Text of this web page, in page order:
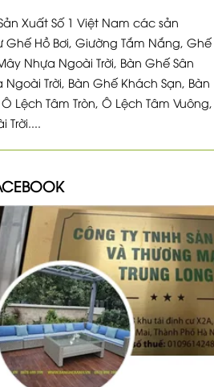
Xuất Số 1 Việt Nam các sản
Ghế Hồ Bơi, Giường Tắm Nắng, Ghế
Nhựa Ngoài Trời, Bàn Ghế Sân
Trời, Bàn Ghế Khách Sạn, Bàn
Lệch Tâm Tròn, Ô Lệch Tâm Vuông,